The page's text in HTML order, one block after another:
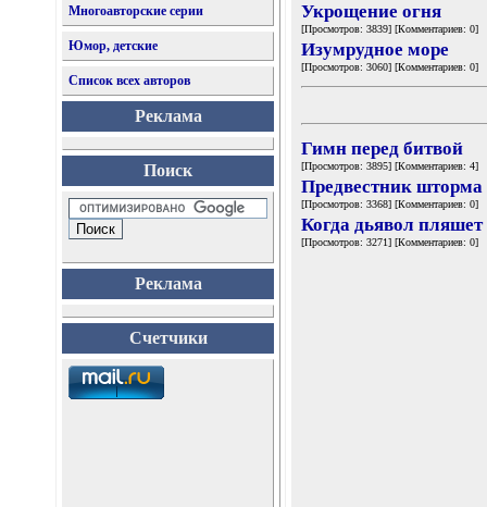
Многоавторские серии
Юмор, детские
Список всех авторов
Реклама
Поиск
Реклама
Счетчики
Укрощение огня
[Просмотров: 3839] [Комментариев: 0]
Изумрудное море
[Просмотров: 3060] [Комментариев: 0]
Гимн перед битвой
[Просмотров: 3895] [Комментариев: 4]
Предвестник шторма
[Просмотров: 3368] [Комментариев: 0]
Когда дьявол пляшет
[Просмотров: 3271] [Комментариев: 0]